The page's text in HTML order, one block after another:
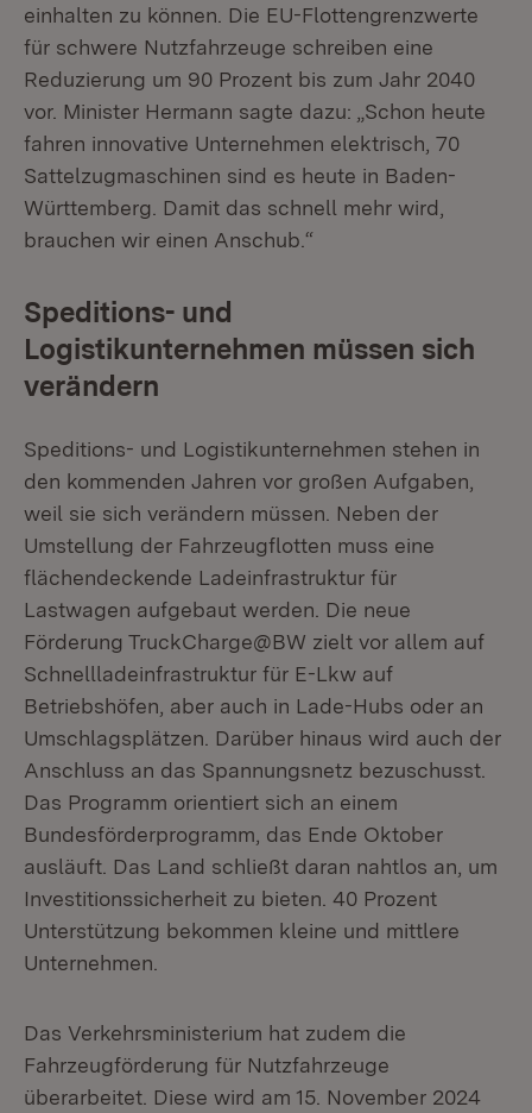
einhalten zu können. Die EU-Flottengrenzwerte
für schwere Nutzfahrzeuge schreiben eine
Reduzierung um 90 Prozent bis zum Jahr 2040
vor. Minister Hermann sagte dazu: „Schon heute
fahren innovative Unternehmen elektrisch, 70
Sattelzugmaschinen sind es heute in Baden-
Württemberg. Damit das schnell mehr wird,
brauchen wir einen Anschub.“
Speditions- und
Logistikunternehmen müssen sich
verändern
Speditions- und Logistikunternehmen stehen in
den kommenden Jahren vor großen Aufgaben,
weil sie sich verändern müssen. Neben der
Umstellung der Fahrzeugflotten muss eine
flächendeckende Ladeinfrastruktur für
Lastwagen aufgebaut werden. Die neue
Förderung TruckCharge@BW zielt vor allem auf
Schnellladeinfrastruktur für E-Lkw auf
Betriebshöfen, aber auch in Lade-Hubs oder an
Umschlagsplätzen. Darüber hinaus wird auch der
Anschluss an das Spannungsnetz bezuschusst.
Das Programm orientiert sich an einem
Bundesförderprogramm, das Ende Oktober
ausläuft. Das Land schließt daran nahtlos an, um
Investitionssicherheit zu bieten. 40 Prozent
Unterstützung bekommen kleine und mittlere
Unternehmen.
Das Verkehrsministerium hat zudem die
Fahrzeugförderung für Nutzfahrzeuge
überarbeitet. Diese wird am 15. November 2024